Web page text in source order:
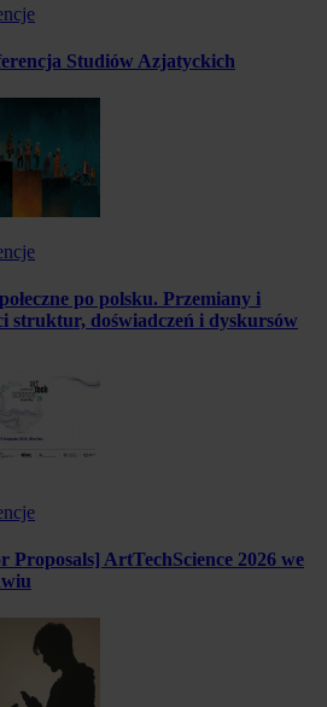
Studiów Azjatyckich
po polsku. Przemiany i
struktur, doświadczeń i dyskursów
Proposals] ArtTechScience 2026 we